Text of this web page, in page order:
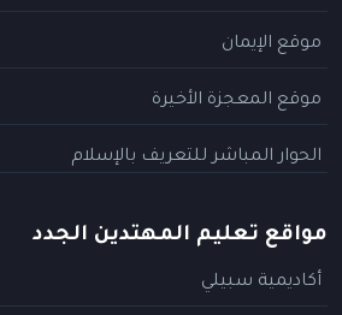
موقع الإيمان
موقع المعجزة الأخيرة
الحوار المباشر للتعريف بالإسلام
مواقع تعليم المهتدين الجدد
أكاديمية سبيلي